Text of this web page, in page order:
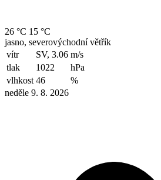
26 °C 15 °C
jasno, severovýchodní větřík
vítr
SV, 3.06 m/s
tlak
1022
hPa
vlhkost 46
%
neděle 9. 8. 2026